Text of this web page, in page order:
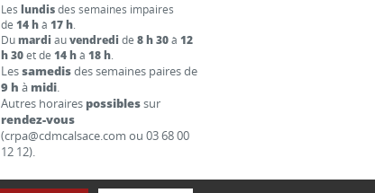
Leslundisdes semaines impaires
de14 hà17 h.
Dumardi auvendredi de8 h 30à12
h 30et de14 hà18 h.
Lessamedisdes semaines paires de
9 h à midi.
Autres horaires possiblessur
rendez-vous
(crpa@cdmcalsace.com ou 03 68 00
12 12).